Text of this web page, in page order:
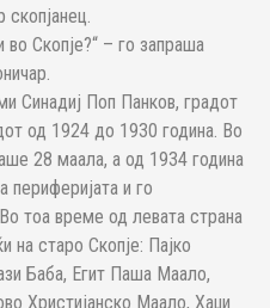
скопјанец.
Скопје?“ – го запраша
Синадиј Поп Панков, градот
од 1924 до 1930 година. Во
28 маала, а од 1934 година
периферијата и го
тоа време од левата страна
на старо Скопје: Пајко
Баба, Егит Паша Маало,
Христијанско Маало, Хаџи